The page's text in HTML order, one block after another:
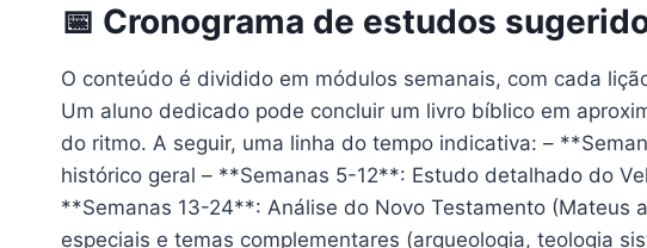
📅 Cronograma de estudos
O conteúdo é dividido em módulos semanais, com cada
Um aluno dedicado pode concluir um livro bíblico em
do ritmo. A seguir, uma linha do tempo indicativa: –
histórico geral – **Semanas 5-12**: Estudo detalhado do
**Semanas 13-24**: Análise do Novo Testamento (Mateus
especiais e temas complementares (arqueologia, teologia